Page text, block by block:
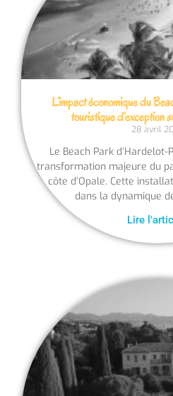
L’impact économique du
touristique d’exception
28 avril
Le Beach Park
transformation majeure du
côte d’Opale. Cette
dans la dynamique
Lire